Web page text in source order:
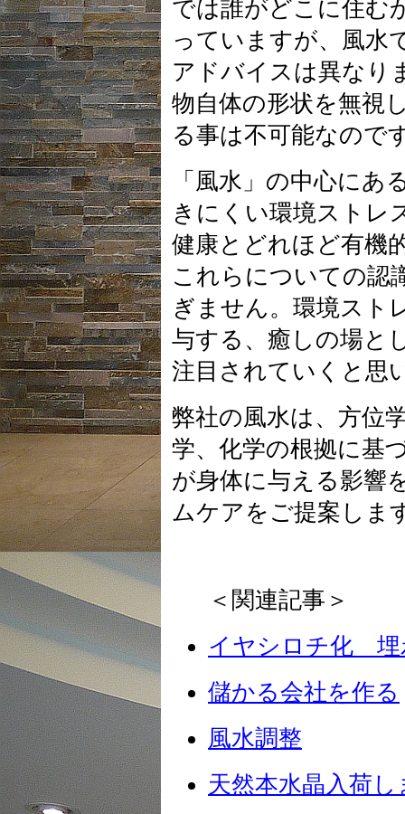
では誰がどこに住む
っていますが、風水
アドバイスは異なり
物自体の形状を無視
る事は不可能なので
「風水」の中心にあ
きにくい環境ストレ
健康とどれほど有機
これらについての認
ぎません。環境スト
与する、癒しの場と
注目されていくと思
弊社の風水は、方位
学、化学の根拠に基
が身体に与える影響
ムケアをご提案しま
＜関連記事＞
イヤシロチ化 埋
儲かる会社を作る
風水調整
天然本水晶入荷